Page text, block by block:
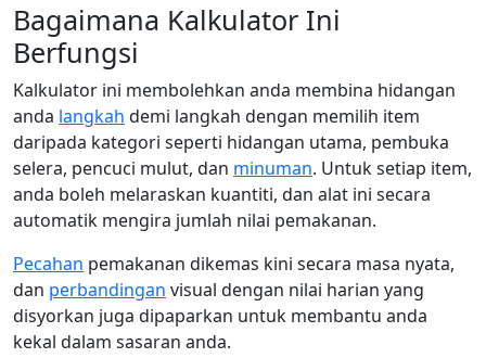
Bagaimana Kalkulator Ini
Berfungsi
Kalkulator ini membolehkan anda membina hidangan
anda langkah demi langkah dengan memilih item
daripada kategori seperti hidangan utama, pembuka
selera, pencuci mulut, dan minuman. Untuk setiap item,
anda boleh melaraskan kuantiti, dan alat ini secara
automatik mengira jumlah nilai pemakanan.
Pecahan pemakanan dikemas kini secara masa nyata,
dan perbandingan visual dengan nilai harian yang
disyorkan juga dipaparkan untuk membantu anda
kekal dalam sasaran anda.